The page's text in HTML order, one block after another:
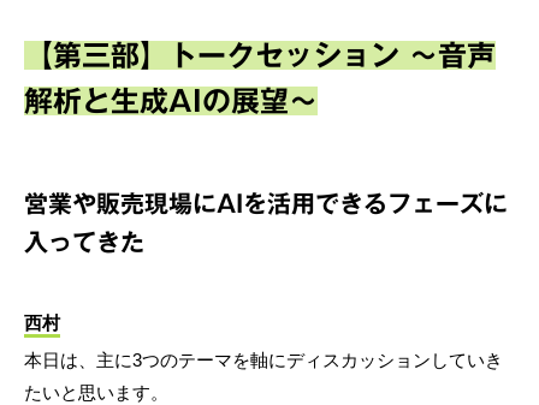
【第三部】トークセッション ～音声
解析と生成AIの展望～
営業や販売現場にAIを活用できるフェーズに
入ってきた
西村
本日は、主に3つのテーマを軸にディスカッションしていき
たいと思います。